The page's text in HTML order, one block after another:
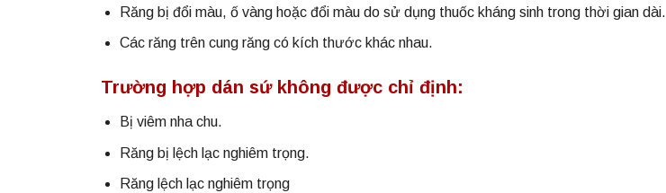
Răng bị đổi màu, ố vàng hoặc đổi màu do sử dụng thuốc kháng sinh trong thời gian dài.
Các răng trên cung răng có kích thước khác nhau.
Trường hợp dán sứ không được chỉ định:
Bị viêm nha chu.
Răng bị lệch lạc nghiêm trọng.
Răng lệch lạc nghiêm trọng